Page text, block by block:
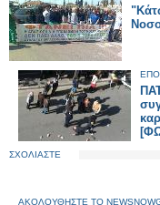
ΣΧΟΛΙΑΣΤΕ
ΑΚΟΛΟΥΘΗΣΤΕ ΤΟ